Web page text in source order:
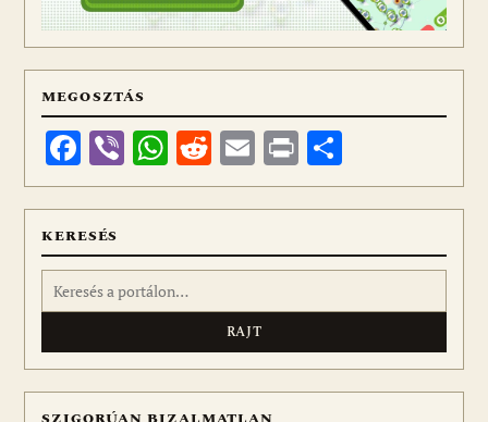
MEGOSZTÁS
Facebook
ViberWhatsApp
Reddit
Email
Print
meg
KERESÉS
Keresés: